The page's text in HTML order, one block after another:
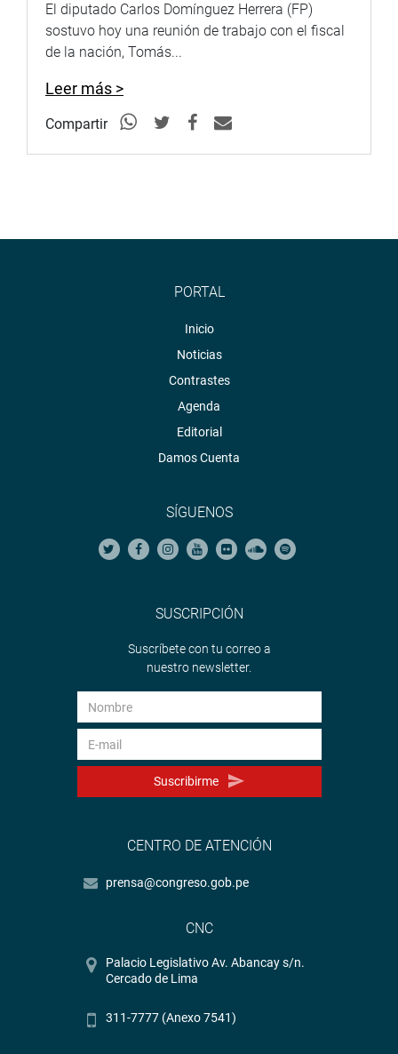
El diputado Carlos Domínguez Herrera (FP)
sostuvo hoy una reunión de trabajo con el fiscal
de la nación, Tomás...
Leer más >
Compartir
PORTAL
Inicio
Noticias
Contrastes
Agenda
Editorial
Damos Cuenta
SÍGUENOS
SUSCRIPCIÓN
Suscríbete con tu correo a
nuestro newsletter.
Suscribirme
CENTRO DE ATENCIÓN
prensa@congreso.gob.pe
CNC
Palacio Legislativo Av. Abancay s/n.
Cercado de Lima
311-7777 (Anexo 7541)